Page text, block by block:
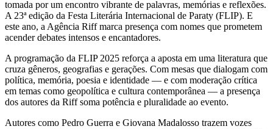
tomada por um encontro vibrante de palavras, memórias e reflexões.
A 23ª edição da Festa Literária Internacional de Paraty (FLIP). E
este ano, a Agência Riff marca presença com nomes que prometem
acender debates intensos e encantadores.
A programação da FLIP 2025 reforça a aposta em uma literatura que
cruza gêneros, geografias e gerações. Com mesas que dialogam com
política, memória, poesia e identidade — e com moderação crítica
em temas como geopolítica e cultura contemporânea — a presença
dos autores da Riff soma potência e pluralidade ao evento.
Autores como Pedro Guerra e Giovana Madalosso trazem vozes